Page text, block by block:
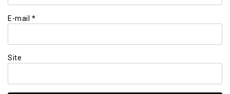
E-mail *
Site